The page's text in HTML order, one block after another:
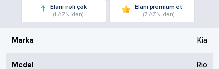
Elanı irəli çək
(1 AZN-dən)
Elanı premium et
(7 AZN-dən)
Marka Kia
Model Rio